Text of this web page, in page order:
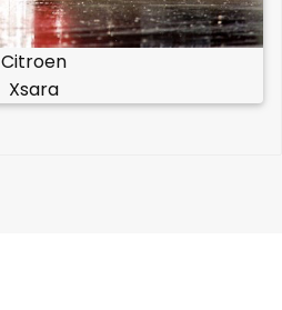
Citroen
Xsara